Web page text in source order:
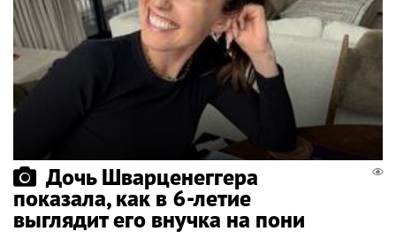
Дочь Шварценеггера
показала, как в 6-летие
выглядит его внучка на пони